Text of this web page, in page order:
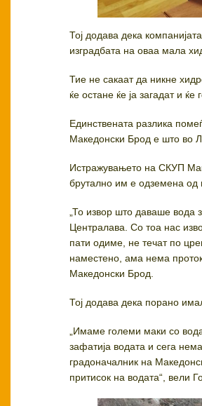
Тој додава дека
изградбата на оваа мала
Тие не сакаат да никне
ќе остане ќе ја загадат и ќе
Единствената разлика
Македонски Брод е што во
Истражувањето на СКУП
брутално им е одземена од
„То извор што даваше вода
Централава. Со тоа нас
пати одиме, не течат по
наместено, ама нема
Македонски Брод.
Тој додава дека порано
„Имаме големи маки со
зафатија водата и сега
градоначалник на
притисок на водата“, вели